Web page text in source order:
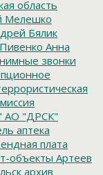
область
Мелешко
Бялик
Анна
звонки
АО "ДРСК"
аптека
плата
объекты Артеев
архив